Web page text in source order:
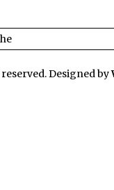
Designed by